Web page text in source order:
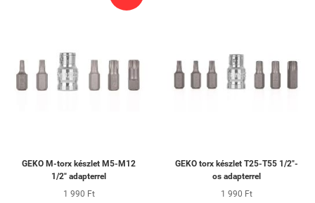
GEKO M-torx készlet M5-M12
1/2" adapterrel
1 990 Ft
GEKO torx készlet T25-T55 1/2"-
os adapterrel
1 990 Ft